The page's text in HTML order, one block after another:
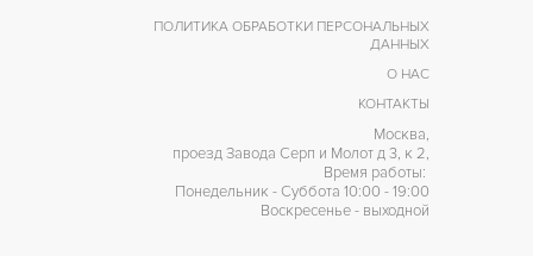
ПОЛИТИКА ОБРАБОТКИ ПЕРСОНАЛЬНЫХ
ДАННЫХ
О НАС
КОНТАКТЫ
Москва,
проезд Завода Серп и Молот д 3, к 2,
Время работы:
Понедельник - Суббота 10:00 - 19:00
Воскресенье - выходной